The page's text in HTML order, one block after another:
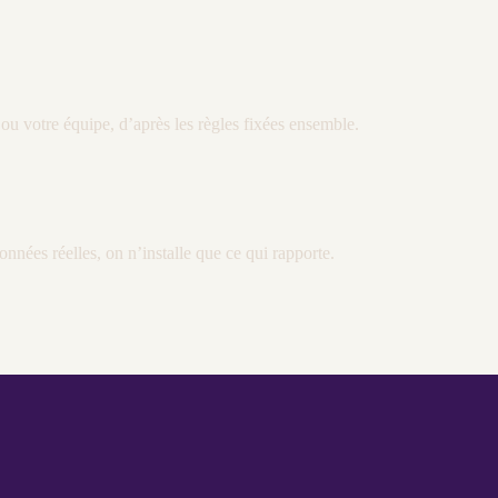
votre équipe, d’après les règles fixées ensemble.
réelles, on n’installe que ce qui rapporte.